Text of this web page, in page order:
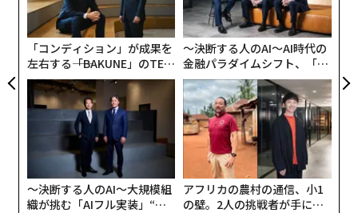
「コンディション」が成果を
左右する――「BAKUNE」のTEN
TIALが支える「挑戦者の明
日」
〜決断する人のAI〜AI時代の
金融パラダイムシフト、「超
個別化」の核心 【MUFG×ウ
ェルスナビ×PwC】
〜決断する人のAI〜大規模組
織が挑む「AIフル実装」“使
アフリカの農村の通信、小1
の壁。2人の挑戦者が手にし